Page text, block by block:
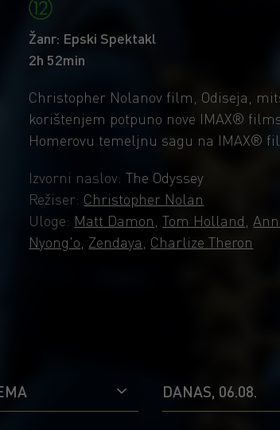
Žanr: Epski Spektakl
2h 52min
Christopher Nolanov film, Odiseja,
korištenjem potpuno nove IMAX®
Homerovu temeljnu sagu na IMAX®
Izvorni naslov:The Odyssey
Režiser: Christopher Nolan
Uloge: Matt Damon ,Tom Holland
Nyong'o Zendaya Charlize Theron
DANAS, 06.08.